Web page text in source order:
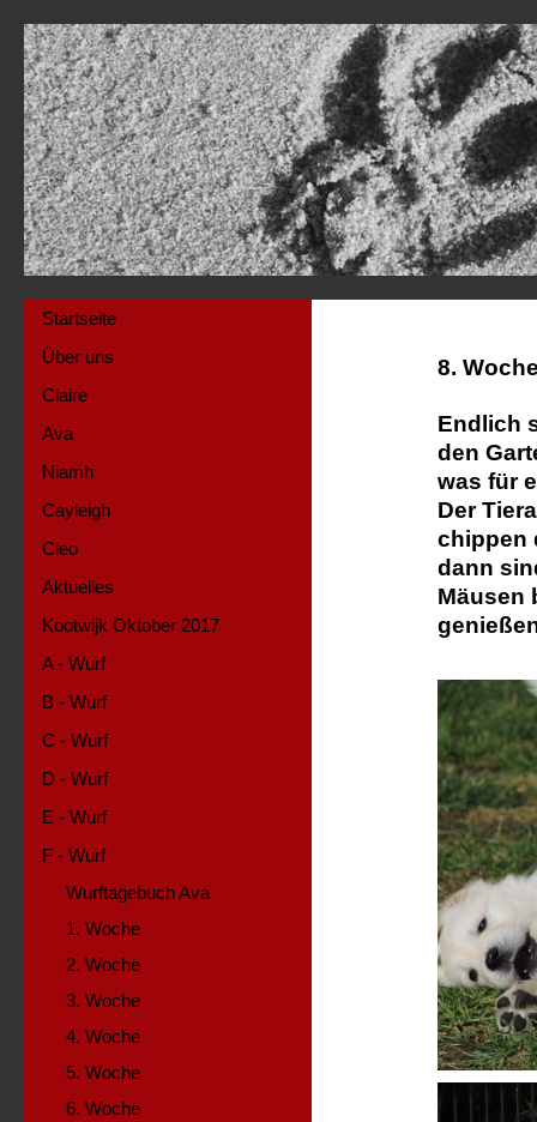
8.
Endlich
den
was für
Der
chippen
dann
Mäusen
Startseite
Über uns
Claire
Ava
Niamh
Cayleigh
Cleo
Aktuelles
Kootwijk Oktober 2017
A - Wurf
B - Wurf
C - Wurf
D - Wurf
E - Wurf
F - Wurf
Wurftagebuch Ava
1. Woche
2. Woche
3. Woche
4. Woche
5. Woche
6. Woche